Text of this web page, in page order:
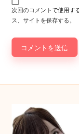
次回のコメントで使用す
ス、サイトを保存する。